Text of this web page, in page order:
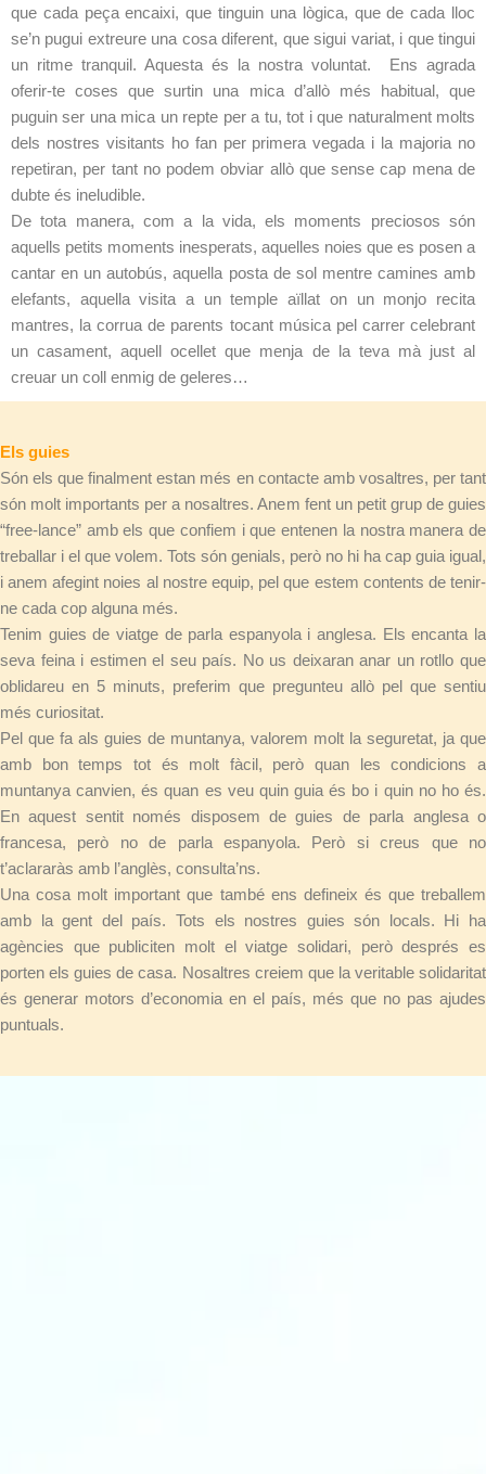
que cada peça encaixi, que tinguin una lògica, que de cada lloc
se’n pugui extreure una cosa diferent, que sigui variat, i que tingui
un ritme tranquil. Aquesta és la nostra voluntat. Ens agrada
oferir-te coses que surtin una mica d’allò més habitual, que
puguin ser una mica un repte per a tu, tot i que naturalment molts
dels nostres visitants ho fan per primera vegada i la majoria no
repetiran, per tant no podem obviar allò que sense cap mena de
dubte és ineludible.
De tota manera, com a la vida, els moments preciosos són
aquells petits moments inesperats, aquelles noies que es posen a
cantar en un autobús, aquella posta de sol mentre camines amb
elefants, aquella visita a un temple aïllat on un monjo recita
mantres, la corrua de parents tocant música pel carrer celebrant
un casament, aquell ocellet que menja de la teva mà just al
creuar un coll enmig de geleres…
Els guies
Són els que finalment estan més en contacte amb vosaltres, per tant
són molt importants per a nosaltres. Anem fent un petit grup de guies
“free-lance” amb els que confiem i que entenen la nostra manera de
treballar i el que volem. Tots són genials, però no hi ha cap guia igual,
i anem afegint noies al nostre equip, pel que estem contents de tenir-
ne cada cop alguna més.
Tenim guies de viatge de parla espanyola i anglesa. Els encanta la
seva feina i estimen el seu país. No us deixaran anar un rotllo que
oblidareu en 5 minuts, preferim que pregunteu allò pel que sentiu
més curiositat.
Pel que fa als guies de muntanya, valorem molt la seguretat, ja que
amb bon temps tot és molt fàcil, però quan les condicions a
muntanya canvien, és quan es veu quin guia és bo i quin no ho és.
En aquest sentit només disposem de guies de parla anglesa o
francesa, però no de parla espanyola. Però si creus que no
t’aclararàs amb l’anglès, consulta’ns.
Una cosa molt important que també ens defineix és que treballem
amb la gent del país. Tots els nostres guies són locals. Hi ha
agències que publiciten molt el viatge solidari, però després es
porten els guies de casa. Nosaltres creiem que la veritable solidaritat
és generar motors d’economia en el país, més que no pas ajudes
puntuals.